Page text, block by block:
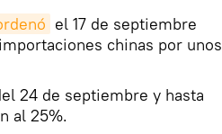
el 17 de septiembre
chinas por unos
24 de septiembre y hasta
al 25%.